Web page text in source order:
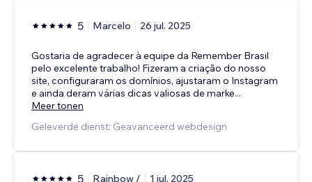
5 Marcelo 26 jul. 2025
Gostaria de agradecer à equipe da Remember Brasil
pelo excelente trabalho! Fizeram a criação do nosso
site, configuraram os domínios, ajustaram o Instagram
e ainda deram várias dicas valiosas de marke...
Meer tonen
Geleverde dienst: Geavanceerd webdesign
5 Rainbow / 1 jul. 2025